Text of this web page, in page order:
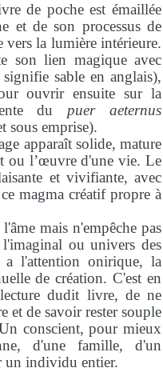
de poche est émaillée
et de son processus de
la lumière intérieure.
son lien magique avec
sable en anglais),
ouvrir ensuite sur la
dupuer aeternus
sous emprise).
apparaît solide, mature
ou l’œuvre d'une vie. Le
et vivifiante, avec
magma créatif propre à
mais n'empêche pas
ou univers des
a l'attention onirique, la
de création. C'est en
dudit livre, de ne
et de savoir rester souple
conscient, pour mieux
d'une famille, d'un
un individu entier.